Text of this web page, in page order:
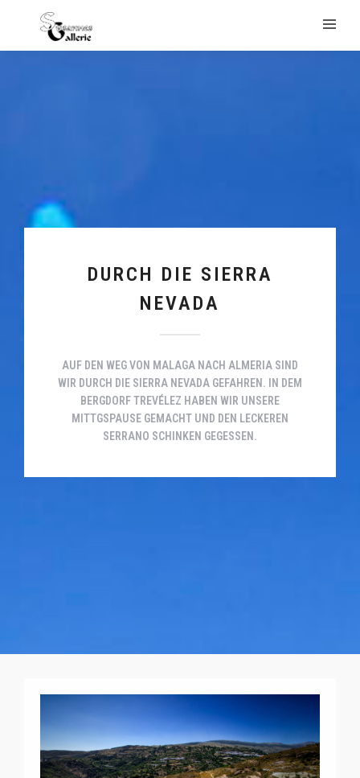
DURCH DIE SIERRA
NEVADA
AUF DEN WEG VON MALAGA NACH ALMERIA SIND
WIR DURCH DIE SIERRA NEVADA GEFAHREN. IN DEM
BERGDORF TREVÉLEZ HABEN WIR UNSERE
MITTGSPAUSE GEMACHT UND DEN LECKEREN
SERRANO SCHINKEN GEGESSEN.